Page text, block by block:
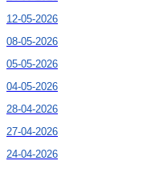
12-05-2026
08-05-2026
05-05-2026
04-05-2026
28-04-2026
27-04-2026
24-04-2026